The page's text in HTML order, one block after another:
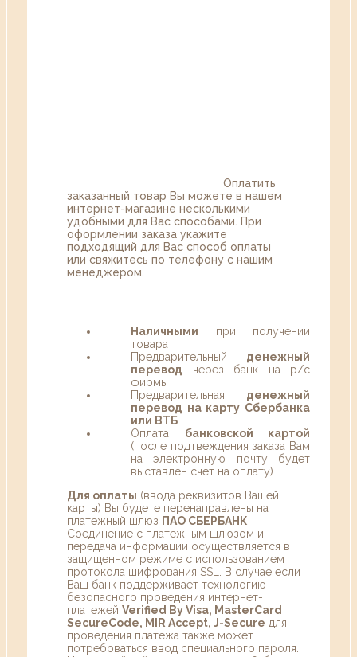
Оплатить
заказанный товар Вы можете в нашем
интернет-магазине несколькими
удобными для Вас способами. При
оформлении заказа укажите
подходящий для Вас способ оплаты
или свяжитесь по телефону с нашим
менеджером.
Наличными при получении
товара
Предварительный денежный
перевод через банк на р/с
фирмы
Предварительная денежный
перевод на карту Сбербанка
или ВТБ
Оплата банковской картой
(после подтвеждения заказа Вам
на электронную почту будет
выставлен счет на оплату)
Для оплаты (ввода реквизитов Вашей
карты) Вы будете перенаправлены на
платежный шлюз ПАО СБЕРБАНК
Соединение с платежным шлюзом и
передача информации осуществляется в
защищенном режиме с использованием
протокола шифрования SSL. В случае если
Ваш банк поддерживает технологию
безопасного проведения интернет-
платежей Verified By Visa, MasterCard
SecureCode, MIR Accept, J-Secure для
проведения платежа также может
потребоваться ввод специального пароля.